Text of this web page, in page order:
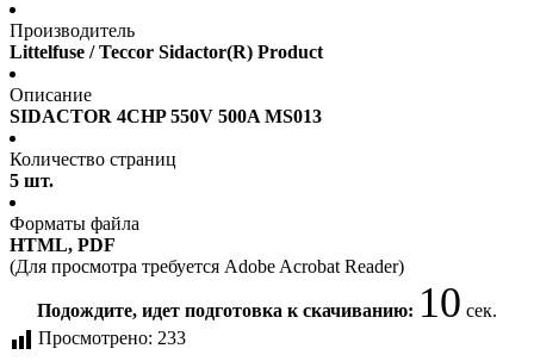
Производитель
Littelfuse / Teccor Sidactor(R) Product
Описание
SIDACTOR 4CHP 550V 500A MS013
Количество страниц
5 шт.
Форматы файла
HTML, PDF
(Для просмотра требуется Adobe Acrobat Reader)
Подождите, идет подготовка к скачиванию: 10 сек.
Просмотрено: 233